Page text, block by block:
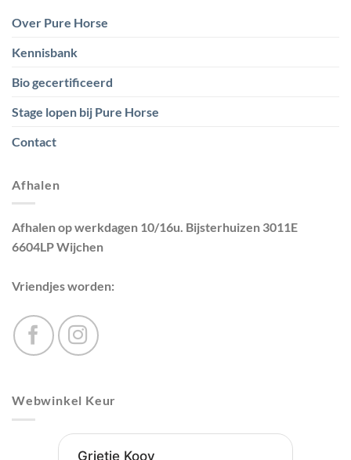
Over Pure Horse
Kennisbank
Bio gecertificeerd
Stage lopen bij Pure Horse
Contact
Afhalen
Afhalen op werkdagen 10/16u. Bijsterhuizen 3011E
6604LP Wijchen
Vriendjes worden:
Webwinkel Keur